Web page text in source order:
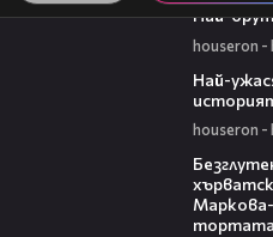
Най-
Най-
тортата